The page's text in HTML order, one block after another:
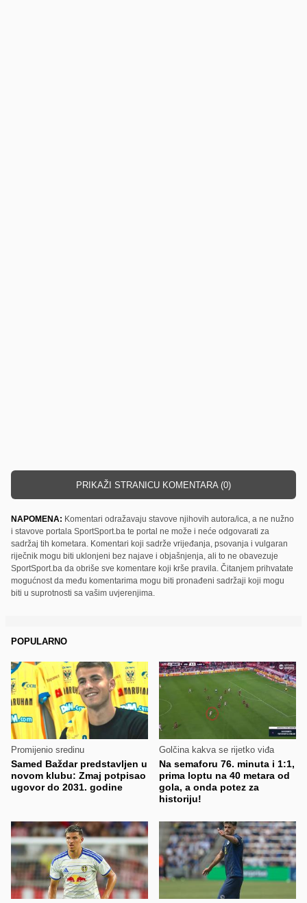
PRIKAŽI STRANICU KOMENTARA (0)
NAPOMENA: Komentari odražavaju stavove njihovih autora/ica, a ne nužno
i stavove portala SportSport.ba te portal ne može i neće odgovarati za
sadržaj tih kometara. Komentari koji sadrže vrijeđanja, psovanja i vulgaran
riječnik mogu biti uklonjeni bez najave i objašnjenja, ali to ne obavezuje
SportSport.ba da obriše sve komentare koji krše pravila. Čitanjem prihvatate
mogućnost da među komentarima mogu biti pronađeni sadržaji koji mogu
biti u suprotnosti sa vašim uvjerenjima.
POPULARNO
Promijenio sredinu
Samed Baždar predstavljen u
novom klubu: Zmaj potpisao
ugovor do 2031. godine
Golčina kakva se rijetko viđa
Na semaforu 76. minuta i 1:1,
prima loptu na 40 metara od
gola, a onda potez za
historiju!